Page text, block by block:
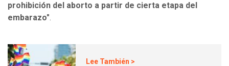
prohibición del aborto a partir de cierta etapa del
embarazo".
Lee También >